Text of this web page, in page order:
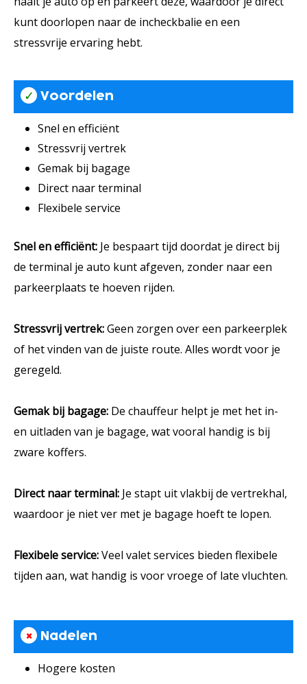
kunt doorlopen naar de incheckbalie en een
stressvrije ervaring hebt.
✓ Voordelen
Snel en efficiënt
Stressvrij vertrek
Gemak bij bagage
Direct naar terminal
Flexibele service
Snel en efficiënt: Je bespaart tijd doordat je direct bij
de terminal je auto kunt afgeven, zonder naar een
parkeerplaats te hoeven rijden.
Stressvrij vertrek:Geen zorgen over een parkeerplek
of het vinden van de juiste route. Alles wordt voor je
geregeld.
Gemak bij bagage: De chauffeur helpt je met het in-
en uitladen van je bagage, wat vooral handig is bij
zware koffers.
Direct naar terminal: Je stapt uit vlakbij de vertrekhal,
waardoor je niet ver met je bagage hoeft te lopen.
Flexibele service:Veel valet services bieden flexibele
tijden aan, wat handig is voor vroege of late vluchten.
× Nadelen
Hogere kosten